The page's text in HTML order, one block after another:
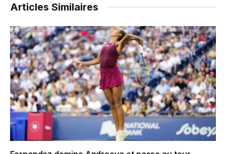
Articles Similaires